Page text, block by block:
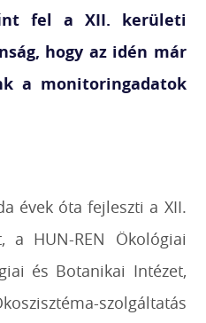
fel a XII. kerületi
hogy az idén már
a monitoringadatok
évek óta fejleszti a XII.
a HUN-REN Ökológiai
és Botanikai Intézet,
szolgáltatás